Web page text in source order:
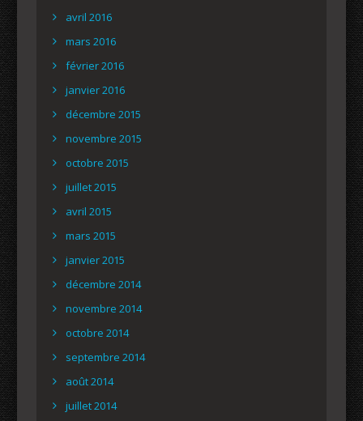
avril 2016
mars 2016
février 2016
janvier 2016
décembre 2015
novembre 2015
octobre 2015
juillet 2015
avril 2015
mars 2015
janvier 2015
décembre 2014
novembre 2014
octobre 2014
septembre 2014
août 2014
juillet 2014